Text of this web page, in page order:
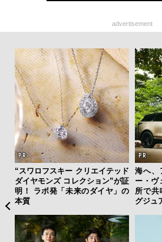
advertisement
“スワロフスキー クリエイテッド
ダイヤモンズ コレクション”が証
明！ ラボ発「未来のダイヤ」の
本質
海へ、
ー・ヴ
所で共
グジュ